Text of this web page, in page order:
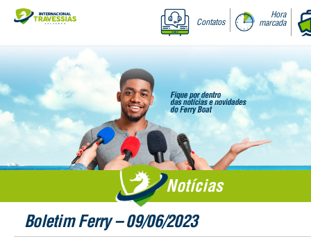
Contatos
Hora
marcada
Notícias
Boletim Ferry – 09/06/2023